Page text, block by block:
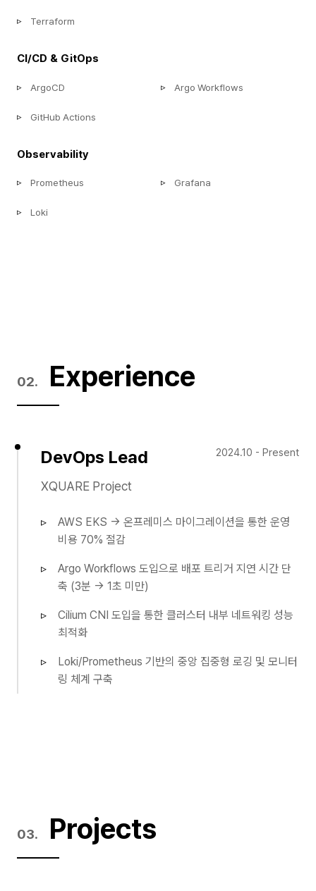
Terraform
CI/CD & GitOps
ArgoCD Argo Workflows
GitHub Actions
Observability
Prometheus Grafana
Loki
Experience
DevOps Lead
XQUARE Project
2024.10 - Present
AWS EKS → 온프레미스 마이그레이션을 통한 운영
비용 70% 절감
Argo Workflows 도입으로 배포 트리거 지연 시간 단
축 (3분 → 1초 미만)
Cilium CNI 도입을 통한 클러스터 내부 네트워킹 성능
최적화
Loki/Prometheus 기반의 중앙 집중형 로깅 및 모니터
링 체계 구축
Projects